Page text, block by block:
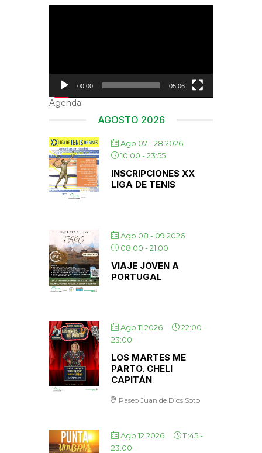
00:00 05:06
Agenda
AGOSTO 2026
Ago 07 - 28 2026
10:00 -23:55
INSCRIPCIONES XX
LIGA DE TENIS
Ago 08 - 09 2026
08:00 -21:00
VIAJE JOVEN A
PORTUGAL
Ago 11 2026 22:00 -
23:00
LOS MARTES ME
PARTO. CHELI
CAPITÁN
Paseo Juan de Dios Soto
Ago 12 2026 11:45-
23:00